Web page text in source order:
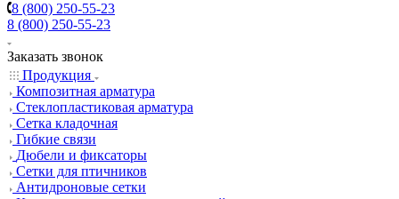
8 (800) 250-55-23
8 (800) 250-55-23
Заказать звонок
Продукция
Композитная арматура
Cтеклопластиковая арматура
Сетка кладочная
Гибкие связи
Дюбели и фиксаторы
Сетки для птичников
Антидроновые сетки